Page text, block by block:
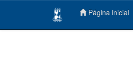
Página inicial